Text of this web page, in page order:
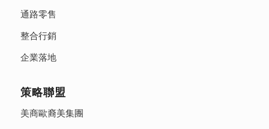
通路零售
整合行銷
企業落地
策略聯盟
美商歐裔美集團